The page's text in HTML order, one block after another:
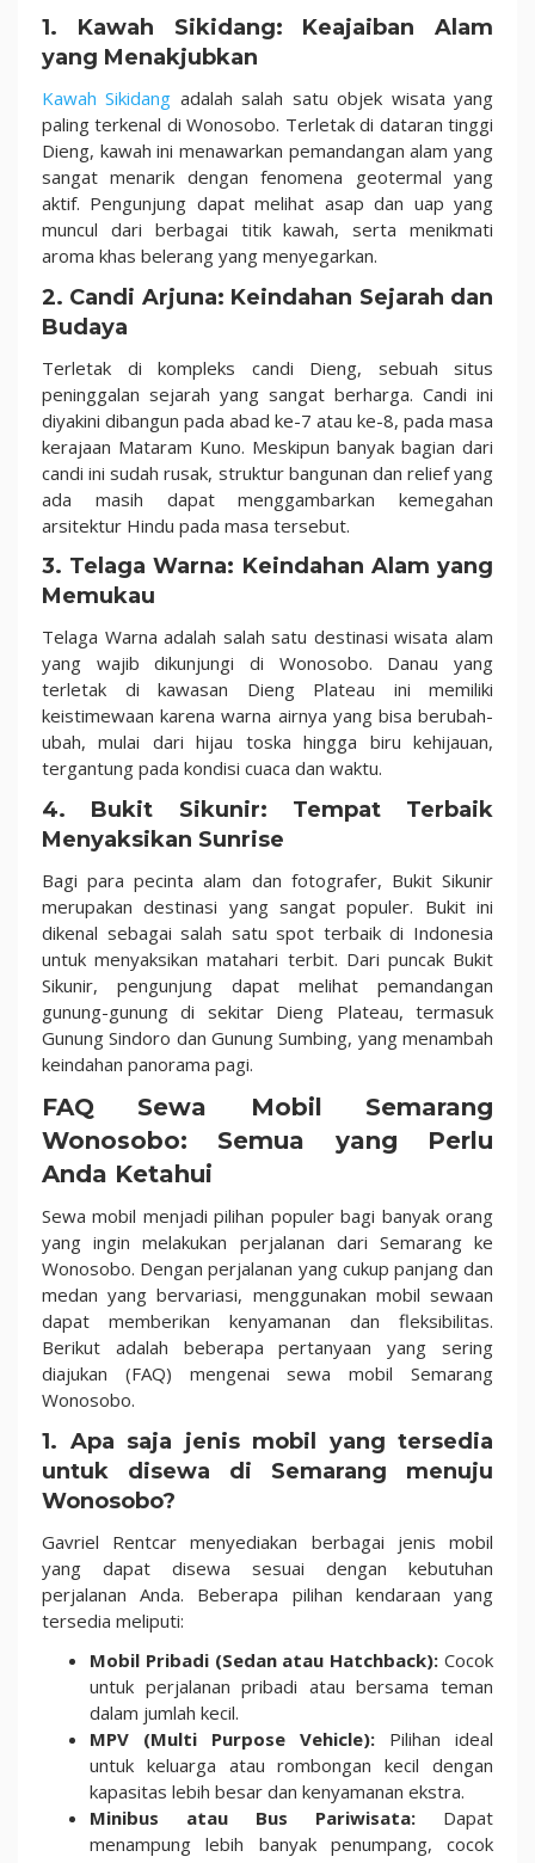
1. Kawah Sikidang: Keajaiban Alam
yang Menakjubkan
Kawah Sikidang adalah salah satu objek wisata yang
paling terkenal di Wonosobo. Terletak di dataran tinggi
Dieng, kawah ini menawarkan pemandangan alam yang
sangat menarik dengan fenomena geotermal yang
aktif. Pengunjung dapat melihat asap dan uap yang
muncul dari berbagai titik kawah, serta menikmati
aroma khas belerang yang menyegarkan.
2. Candi Arjuna: Keindahan Sejarah dan
Budaya
Terletak di kompleks candi Dieng, sebuah situs
peninggalan sejarah yang sangat berharga. Candi ini
diyakini dibangun pada abad ke-7 atau ke-8, pada masa
kerajaan Mataram Kuno. Meskipun banyak bagian dari
candi ini sudah rusak, struktur bangunan dan relief yang
ada masih dapat menggambarkan kemegahan
arsitektur Hindu pada masa tersebut.
3. Telaga Warna: Keindahan Alam yang
Memukau
Telaga Warna adalah salah satu destinasi wisata alam
yang wajib dikunjungi di Wonosobo. Danau yang
terletak di kawasan Dieng Plateau ini memiliki
keistimewaan karena warna airnya yang bisa berubah-
ubah, mulai dari hijau toska hingga biru kehijauan,
tergantung pada kondisi cuaca dan waktu.
4. Bukit Sikunir: Tempat Terbaik
Menyaksikan Sunrise
Bagi para pecinta alam dan fotografer, Bukit Sikunir
merupakan destinasi yang sangat populer. Bukit ini
dikenal sebagai salah satu spot terbaik di Indonesia
untuk menyaksikan matahari terbit. Dari puncak Bukit
Sikunir, pengunjung dapat melihat pemandangan
gunung-gunung di sekitar Dieng Plateau, termasuk
Gunung Sindoro dan Gunung Sumbing, yang menambah
keindahan panorama pagi.
FAQ Sewa Mobil Semarang
Wonosobo: Semua yang Perlu
Anda Ketahui
Sewa mobil menjadi pilihan populer bagi banyak orang
yang ingin melakukan perjalanan dari Semarang ke
Wonosobo. Dengan perjalanan yang cukup panjang dan
medan yang bervariasi, menggunakan mobil sewaan
dapat memberikan kenyamanan dan fleksibilitas.
Berikut adalah beberapa pertanyaan yang sering
diajukan (FAQ) mengenai sewa mobil Semarang
Wonosobo.
1. Apa saja jenis mobil yang tersedia
untuk disewa di Semarang menuju
Wonosobo?
Gavriel Rentcar menyediakan berbagai jenis mobil
yang dapat disewa sesuai dengan kebutuhan
perjalanan Anda. Beberapa pilihan kendaraan yang
tersedia meliputi:
Mobil Pribadi (Sedan atau Hatchback): Cocok
untuk perjalanan pribadi atau bersama teman
dalam jumlah kecil.
MPV (Multi Purpose Vehicle): Pilihan ideal
untuk keluarga atau rombongan kecil dengan
kapasitas lebih besar dan kenyamanan ekstra.
Minibus atau Bus Pariwisata: Dapat
menampung lebih banyak penumpang, cocok